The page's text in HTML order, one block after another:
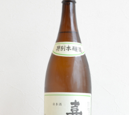
中国・四国地方